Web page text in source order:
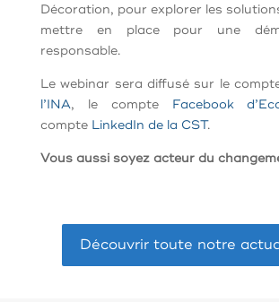
Décoration, pour explorer les
mettre en place pour une
responsable.
Le webinar sera diffusé sur le
l’INA, le compte Facebook
compte LinkedIn de la CST.
Vous aussi soyez acteur du
Découvrir toute notre